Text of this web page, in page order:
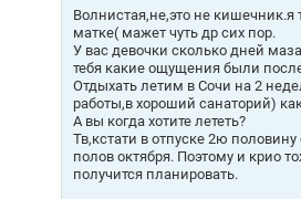
Волнистая,не,это не кишечник.я
матке( мажет чуть др сих пор.
У вас девочки сколько дней
тебя какие ощущения были
Отдыхать летим в Сочи на 2
работы,в хороший санаторий)
А вы когда хотите лететь?
Тв,кстати в отпуске 2ю
полов октября. Поэтому и крио
получится планировать.